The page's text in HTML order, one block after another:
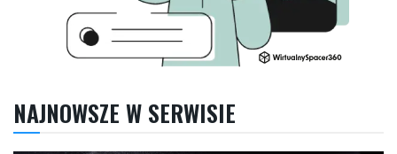
NAJNOWSZE W SERWISIE